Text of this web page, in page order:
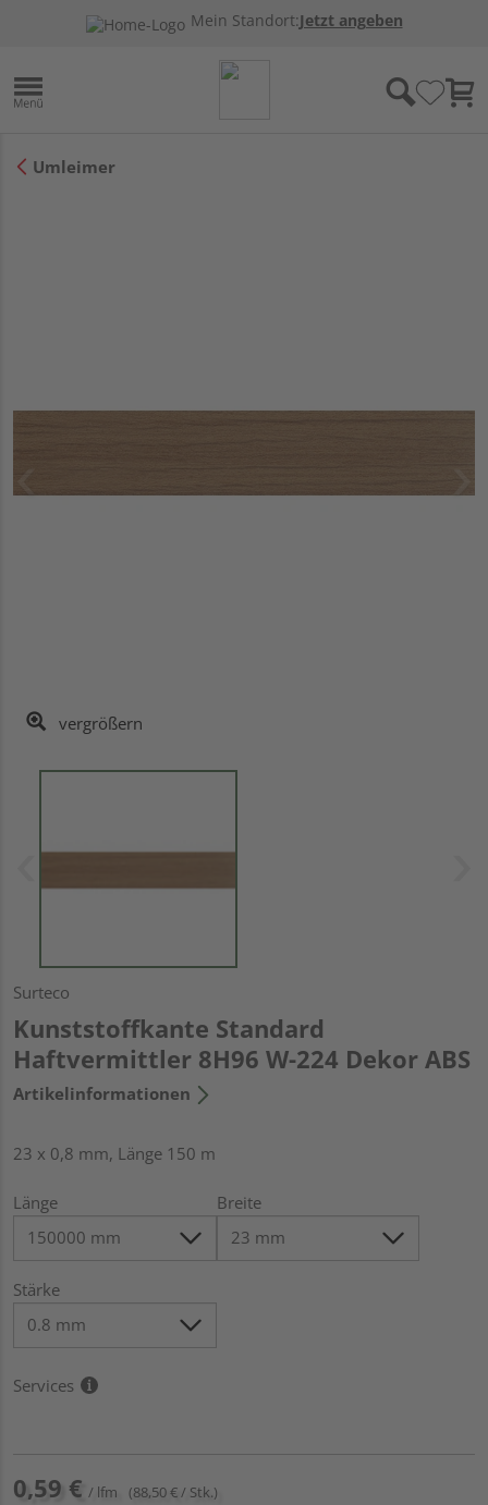
Mein Standort:Jetzt angeben
Umleimer
vergrößern
Surteco
Kunststoffkante Standard
Haftvermittler 8H96 W-224 Dekor ABS
Artikelinformationen
23 x 0,8 mm, Länge 150 m
Länge Breite
Stärke
Services
0,59 € / lfm (88,50 € / Stk.)